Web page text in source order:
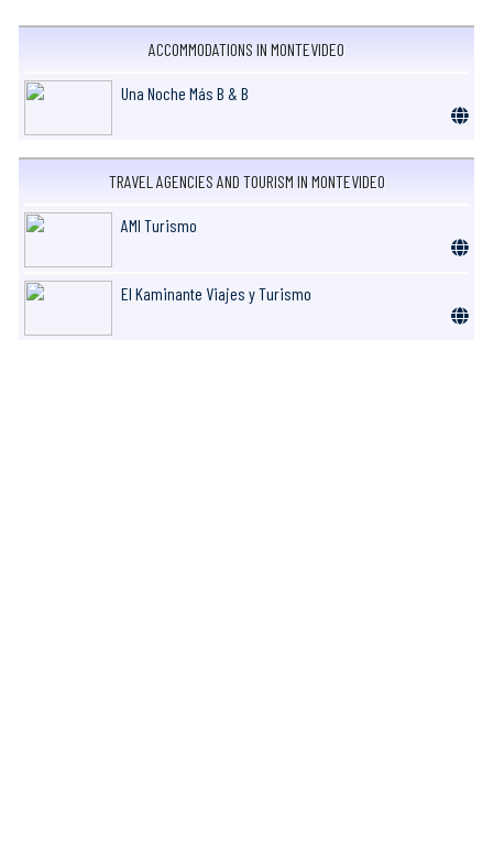
ACCOMMODATIONS IN MONTEVIDEO
Una Noche Más B & B
TRAVEL AGENCIES AND TOURISM IN MONTEVIDEO
AMI Turismo
El Kaminante Viajes y Turismo